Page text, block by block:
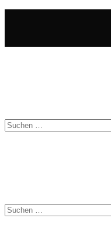
Suchen
nach:
Suchen
nach: